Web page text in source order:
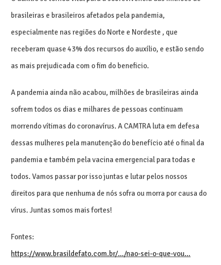
brasileiras e brasileiros afetados pela pandemia,
especialmente nas regiões do Norte e Nordeste , que
receberam quase 43% dos recursos do auxílio, e estão sendo
as mais prejudicada com o fim do beneficio.
A pandemia ainda não acabou, milhões de brasileiras ainda
sofrem todos os dias e milhares de pessoas continuam
morrendo vítimas do coronavírus. A CAMTRA luta em defesa
dessas mulheres pela manutenção do benefício até o final da
pandemia e também pela vacina emergencial para todas e
todos. Vamos passar por isso juntas e lutar pelos nossos
direitos para que nenhuma de nós sofra ou morra por causa do
vírus. Juntas somos mais fortes!
Fontes:
https://www.brasildefato.com.br/…/nao-sei-o-que-vou…